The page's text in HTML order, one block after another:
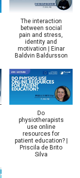
The interaction
between social
pain and stress,
identity and
motivation | Einar
Baldvin Baldursson
Do
physiotherapists
use online
resources for
patient education? |
Priscila de Brito
Silva